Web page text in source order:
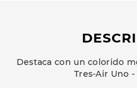
Destaca con un colorido
Tres-Air Uno